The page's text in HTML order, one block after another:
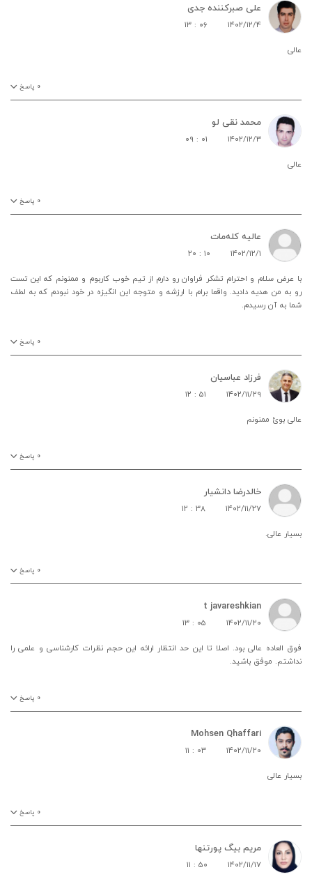
علی صبرکننده جدی
۱۴۰۲/۱۲/۴ ۱۳ : ۰۶
عالی
۰ پاسخ
محمد نقی لو
۱۴۰۲/۱۲/۳ ۰۹ : ۰۱
عالی
۰ پاسخ
عالیه کله‌مات
۱۴۰۲/۱۲/۱ ۲۰ : ۱۰
با عرض سلام و احترام تشکر فراوان رو دارم از تیم خوب کاربوم و ممنونم که این تست
رو به من هدیه دادید. واقعا برام با ارزشه و متوجه این انگیزه در خود نبودم که به لطف
شما به آن رسیدم.
۰ پاسخ
فرزاد عباسیان
۱۴۰۲/۱۱/۲۹ ۱۲ : ۵۱
عالی بوئ ممنونم
۰ پاسخ
خالدرضا دانشیار
۱۴۰۲/۱۱/۲۷ ۱۲ : ۳۸
بسیار عالی.
۰ پاسخ
t javareshkian
۱۴۰۲/۱۱/۲۰ ۱۳ : ۰۵
فوق العاده عالی بود. اصلا تا این حد انتظار ارائه این حجم نظرات کارشناسی و علمی را
نداشتم. موفق باشید.
۰ پاسخ
Mohsen Qhaffari
۱۴۰۲/۱۱/۲۰ ۱۱ : ۰۳
بسیار عالی
۰ پاسخ
مریم بیگ پورتنها
۱۴۰۲/۱۱/۱۷ ۱۱ : ۵۰